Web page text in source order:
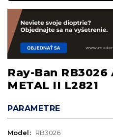
Ray-Ban RB3026
METAL II L2821
PARAMETRE
Model:
RB3026